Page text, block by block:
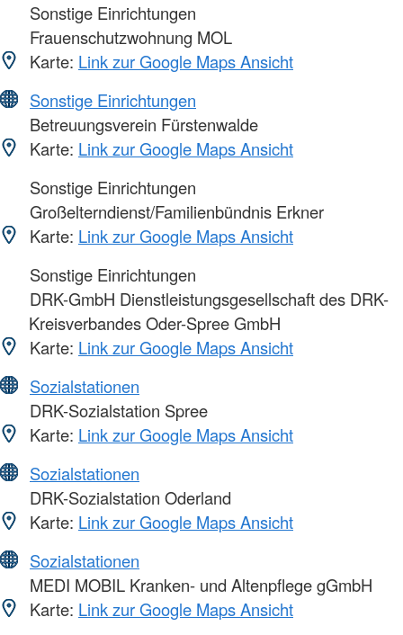
Sonstige Einrichtungen
Frauenschutzwohnung MOL
Karte: Link zur Google Maps Ansicht
Sonstige Einrichtungen
Betreuungsverein Fürstenwalde
Karte: Link zur Google Maps Ansicht
Sonstige Einrichtungen
Großelterndienst/Familienbündnis Erkner
Karte: Link zur Google Maps Ansicht
Sonstige Einrichtungen
DRK-GmbH Dienstleistungsgesellschaft des DRK-
Kreisverbandes Oder-Spree GmbH
Karte: Link zur Google Maps Ansicht
Sozialstationen
DRK-Sozialstation Spree
Karte: Link zur Google Maps Ansicht
Sozialstationen
DRK-Sozialstation Oderland
Karte: Link zur Google Maps Ansicht
Sozialstationen
MEDI MOBIL Kranken- und Altenpflege gGmbH
Karte: Link zur Google Maps Ansicht